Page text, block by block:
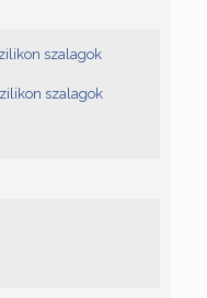
szalagok
szalagok